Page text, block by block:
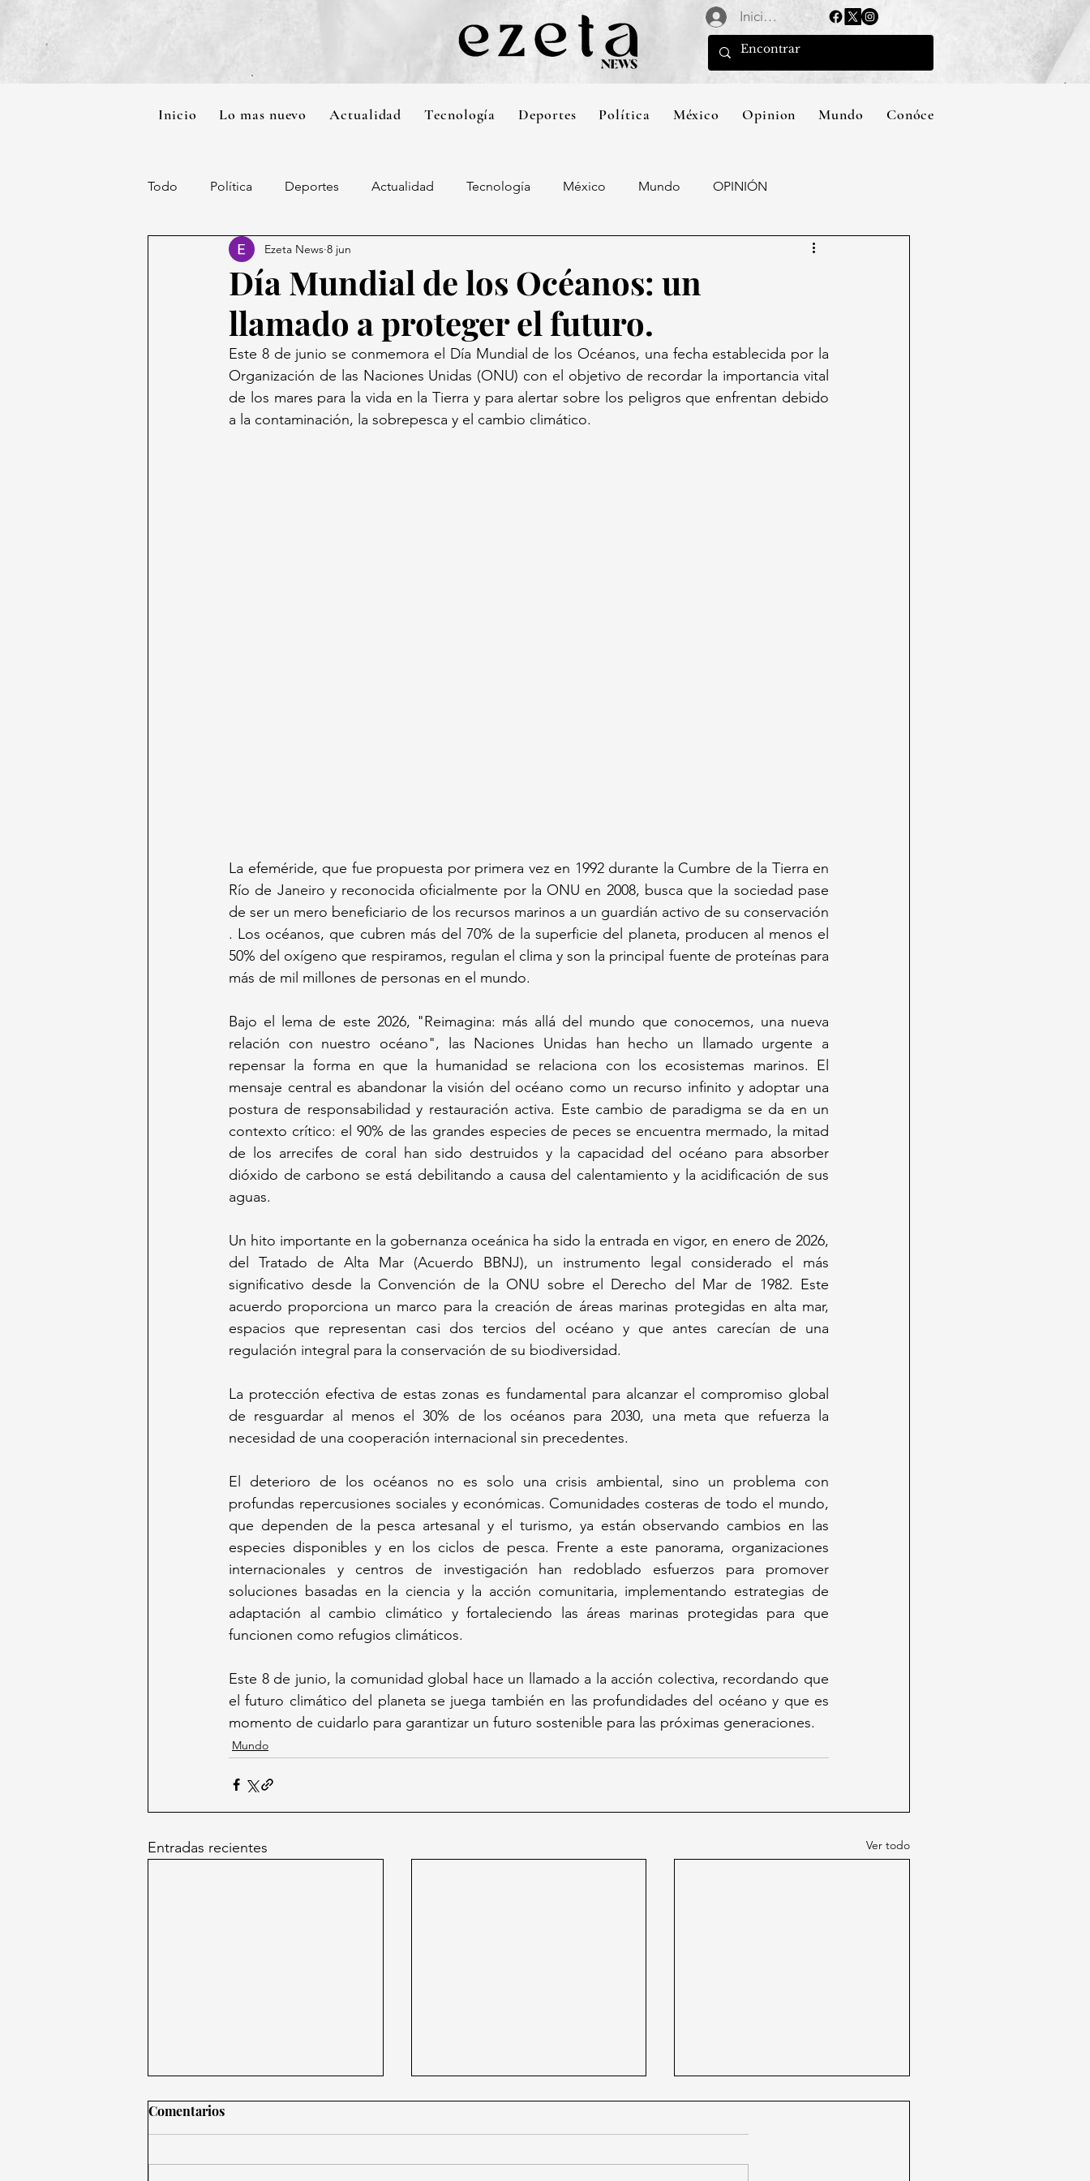
Iniciar sesión
Inicio Lo mas nuevo Actualidad Tecnología Deportes Política México Opinion Mundo Conócenos
Todo Política Deportes Actualidad Tecnología México Mundo OPINIÓN
Día Mundial de los Océanos: un
llamado a proteger el futuro.
Ezeta News 8 jun
Este 8 de junio se conmemora el Día Mundial de los Océanos, una fecha establecida por la
Organización de las Naciones Unidas (ONU) con el objetivo de recordar la importancia vital
de los mares para la vida en la Tierra y para alertar sobre los peligros que enfrentan debido
a la contaminación, la sobrepesca y el cambio climático.
La efeméride, que fue propuesta por primera vez en 1992 durante la Cumbre de la Tierra en
Río de Janeiro y reconocida oficialmente por la ONU en 2008, busca que la sociedad pase
de ser un mero beneficiario de los recursos marinos a un guardián activo de su conservación
. Los océanos, que cubren más del 70% de la superficie del planeta, producen al menos el
50% del oxígeno que respiramos, regulan el clima y son la principal fuente de proteínas para
más de mil millones de personas en el mundo.
Bajo el lema de este 2026, "Reimagina: más allá del mundo que conocemos, una nueva
relación con nuestro océano", las Naciones Unidas han hecho un llamado urgente a
repensar la forma en que la humanidad se relaciona con los ecosistemas marinos. El
mensaje central es abandonar la visión del océano como un recurso infinito y adoptar una
postura de responsabilidad y restauración activa. Este cambio de paradigma se da en un
contexto crítico: el 90% de las grandes especies de peces se encuentra mermado, la mitad
de los arrecifes de coral han sido destruidos y la capacidad del océano para absorber
dióxido de carbono se está debilitando a causa del calentamiento y la acidificación de sus
aguas.
Un hito importante en la gobernanza oceánica ha sido la entrada en vigor, en enero de 2026,
del Tratado de Alta Mar (Acuerdo BBNJ), un instrumento legal considerado el más
significativo desde la Convención de la ONU sobre el Derecho del Mar de 1982. Este
acuerdo proporciona un marco para la creación de áreas marinas protegidas en alta mar,
espacios que representan casi dos tercios del océano y que antes carecían de una
regulación integral para la conservación de su biodiversidad.
La protección efectiva de estas zonas es fundamental para alcanzar el compromiso global
de resguardar al menos el 30% de los océanos para 2030, una meta que refuerza la
necesidad de una cooperación internacional sin precedentes.
El deterioro de los océanos no es solo una crisis ambiental, sino un problema con
profundas repercusiones sociales y económicas. Comunidades costeras de todo el mundo,
que dependen de la pesca artesanal y el turismo, ya están observando cambios en las
especies disponibles y en los ciclos de pesca. Frente a este panorama, organizaciones
internacionales y centros de investigación han redoblado esfuerzos para promover
soluciones basadas en la ciencia y la acción comunitaria, implementando estrategias de
adaptación al cambio climático y fortaleciendo las áreas marinas protegidas para que
funcionen como refugios climáticos.
Este 8 de junio, la comunidad global hace un llamado a la acción colectiva, recordando que
el futuro climático del planeta se juega también en las profundidades del océano y que es
momento de cuidarlo para garantizar un futuro sostenible para las próximas generaciones.
Mundo
Entradas recientes Ver todo
Comentarios